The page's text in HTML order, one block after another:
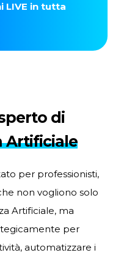
LIVE in tutta
di
Artificiale
per professionisti,
non vogliono solo
Artificiale, ma
per
automatizzare i